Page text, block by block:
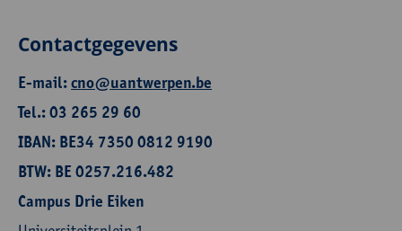
Contactgegevens
E-mail:cno@uantwerpen.be
Tel.: 03 265 29 60
IBAN: BE34 7350 0812 9190
BTW: BE 0257.216.482
Campus Drie Eiken